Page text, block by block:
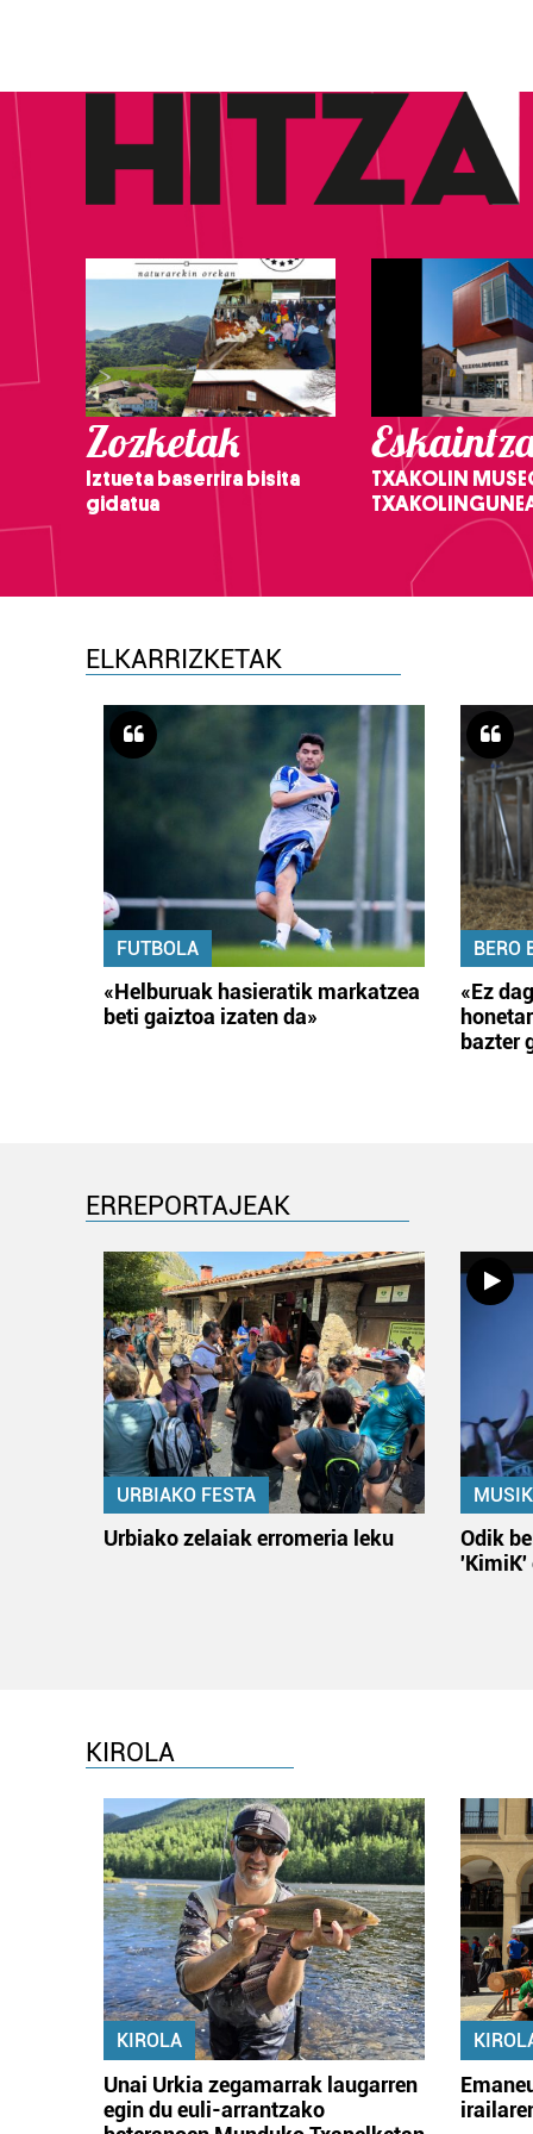
Zozketak
Iztueta baserrira bisita
gidatua
TXAKOLIN
ELKARRIZKETAK
FUTBOLA
«Helburuak hasieratik markatzea
beti gaiztoa izaten da»
BERO
«Ez
bazter
ERREPORTAJEAK
URBIAKO FESTA
Urbiako zelaiak erromeria leku
Odik
'KimiK'
KIROLA
KIROLA
Unai Urkia zegamarrak laugarren
egin du euli-arrantzako